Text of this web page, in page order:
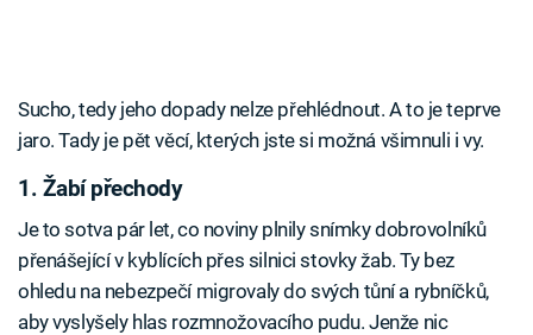
Sucho, tedy jeho dopady nelze přehlédnout. A to je teprve
jaro. Tady je pět věcí, kterých jste si možná všimnuli i vy.
1. Žabí přechody
Je to sotva pár let, co noviny plnily snímky dobrovolníků
přenášející v kyblících přes silnici stovky žab. Ty bez
ohledu na nebezpečí migrovaly do svých tůní a rybníčků,
aby vyslyšely hlas rozmnožovacího pudu. Jenže nic